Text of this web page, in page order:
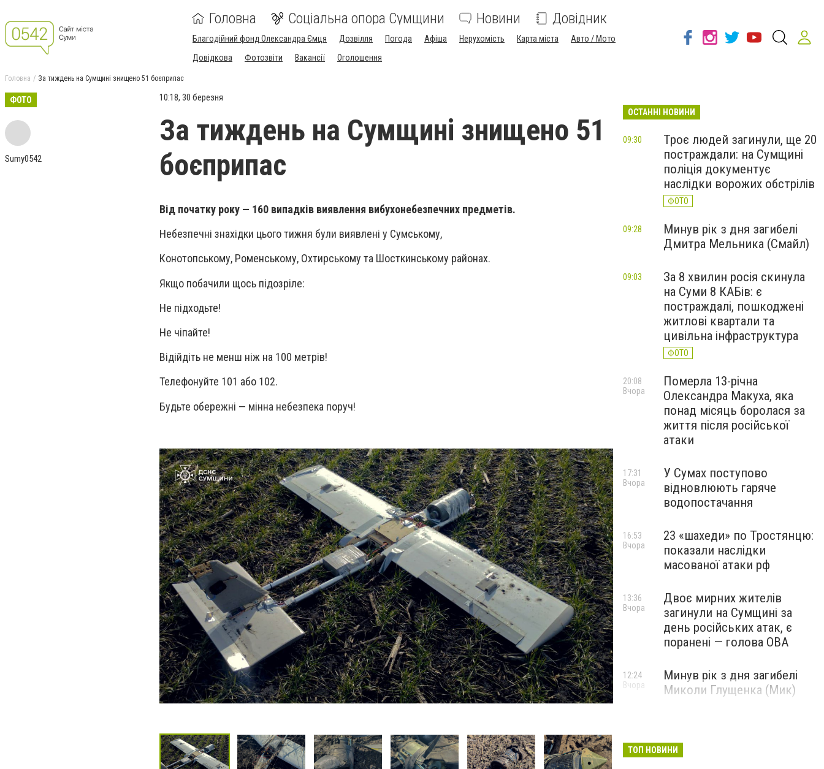
Головна Соціальна опора Сумщини Новини Довідник
Благодійний фонд Олександра Ємця Дозвілля Погода Афіша Нерухомість Карта міста
Авто / Мото
Довідкова
Фотозвіти Вакансії Оголошення
Головна За тиждень на Сумщині знищено 51 боєприпас
ФОТО
Sumy0542
10:18, 30 березня
За тиждень на Сумщині знищено 51
боєприпас
Від початку року — 160 випадків виявлення вибухонебезпечних предметів.
Небезпечні знахідки цього тижня були виявлені у Сумському,
Конотопському, Роменському, Охтирському та Шосткинському районах.
Якщо побачили щось підозріле:
Не підходьте!
Не чіпайте!
Відійдіть не менш ніж на 100 метрів!
Телефонуйте 101 або 102.
Будьте обережні — мінна небезпека поруч!
ОСТАННІ НОВИНИ
Троє людей загинули, ще 20
постраждали: на Сумщині
поліція документує
наслідки ворожих обстрілів
ФОТО
09:30
Минув рік з дня загибелі
Дмитра Мельника (Смайл)
09:28
За 8 хвилин росія скинула
на Суми 8 КАБів: є
постраждалі, пошкоджені
житлові квартали та
цивільна інфраструктура
ФОТО
09:03
Померла 13-річна
Олександра Макуха, яка
понад місяць боролася за
життя після російської
атаки
20:08
Вчора
У Сумах поступово
відновлюють гаряче
водопостачання
17:31
Вчора
23 «шахеди» по Тростянцю:
показали наслідки
масованої атаки рф
16:53
Вчора
Двоє мирних жителів
загинули на Сумщині за
день російських атак, є
поранені — голова ОВА
13:36
Вчора
Минув рік з дня загибелі
Миколи Глущенка (Мик)
12:24
Вчора
ТОП НОВИНИ